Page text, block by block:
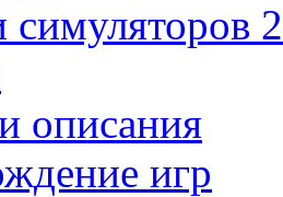
описания
игр